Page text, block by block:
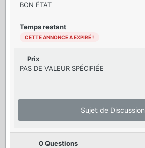
BON ÉTAT
Temps restant
CETTE ANNONCE A EXPIRÉ !
Prix
PAS DE VALEUR SPÉCIFIÉE
Sujet de Discussion
0 Questions